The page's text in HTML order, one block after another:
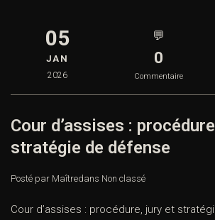
05
JAN
2026
💬
0
Commentaire
Cour d’assises :
stratégie de défense
Posté par Maîtredans Non classé
Cour d’assises : procédure, jury et